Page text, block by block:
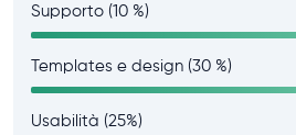
Supporto (10 %)
Templates e design (30 %)
Usabilità (25%)